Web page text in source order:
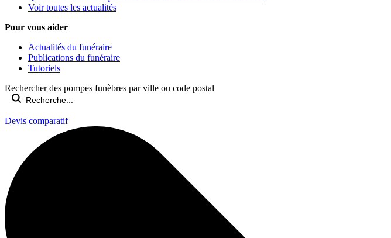
Voir toutes les actualités
Pour vous aider
Actualités du funéraire
Publications du funéraire
Tutoriels
Rechercher des pompes funèbres par ville ou code postal
Devis comparatif